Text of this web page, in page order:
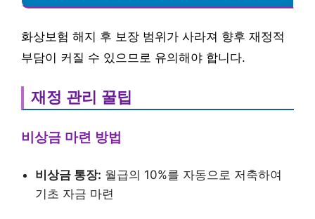
화상보험 해지 후 보장 범위가 사라져 향후 재정적
부담이 커질 수 있으므로 유의해야 합니다.
재정 관리 꿀팁
비상금 마련 방법
비상금 통장: 월급의 10%를 자동으로 저축하여
기초 자금 마련